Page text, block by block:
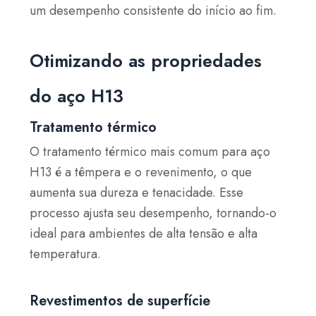
um desempenho consistente do início ao fim.
Otimizando as propriedades
do aço H13
Tratamento térmico
O tratamento térmico mais comum para aço
H13 é a têmpera e o revenimento, o que
aumenta sua dureza e tenacidade. Esse
processo ajusta seu desempenho, tornando-o
ideal para ambientes de alta tensão e alta
temperatura.
Revestimentos de superfície